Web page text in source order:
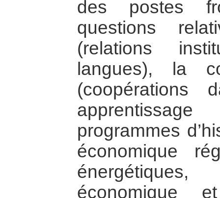
des postes
questions
(relations
langues), la
(coopérations
programmes
économique
économique